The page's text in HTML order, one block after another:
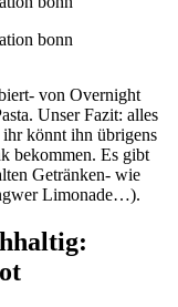
von Overnight
Unser Fazit: alles
könnt ihn übrigens
bekommen. Es gibt
Getränken- wie
Limonade…).